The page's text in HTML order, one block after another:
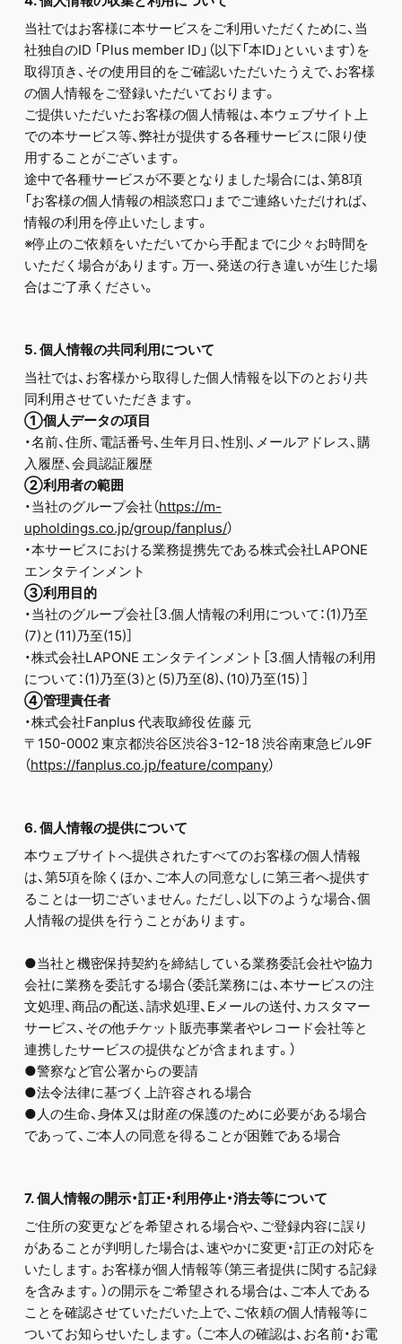
当社ではお客様に本サービスをご利用いただくために、当
社独自のID 「Plus member ID」（以下「本ID」といいます）を
取得頂き、その使用目的をご確認いただいたうえで、お客様
の個人情報をご登録いただいております。
ご提供いただいたお客様の個人情報は、本ウェブサイト上
での本サービス等、弊社が提供する各種サービスに限り使
用することがございます。
途中で各種サービスが不要となりました場合には、第8項
「お客様の個人情報の相談窓口」までご連絡いただければ、
情報の利用を停止いたします。
※停止のご依頼をいただいてから手配までに少々お時間を
いただく場合があります。万一、発送の行き違いが生じた場
合はご了承ください。
5. 個人情報の共同利用について
当社では、お客様から取得した個人情報を以下のとおり共
同利用させていただきます。
①個人データの項目
・名前、住所、電話番号、生年月日、性別、メールアドレス、購
入履歴、会員認証履歴
②利用者の範囲
・当社のグループ会社（https://m-
upholdings.co.jp/group/fanplus/）
・本サービスにおける業務提携先である株式会社LAPONE
エンタテインメント
③利用目的
・当社のグループ会社［3.個人情報の利用について：(1)乃至
(7)と(11)乃至(15)］
・株式会社LAPONE エンタテインメント［3.個人情報の利用
について：(1)乃至(3)と(5)乃至(8)、(10)乃至(15) ］
④管理責任者
・株式会社Fanplus 代表取締役 佐藤 元
〒150-0002 東京都渋谷区渋谷3-12-18 渋谷南東急ビル9F
（https://fanplus.co.jp/feature/company）
6. 個人情報の提供について
本ウェブサイトへ提供されたすべてのお客様の個人情報
は、第5項を除くほか、ご本人の同意なしに第三者へ提供す
ることは一切ございません。ただし、以下のような場合、個
人情報の提供を行うことがあります。
●当社と機密保持契約を締結している業務委託会社や協力
会社に業務を委託する場合（委託業務には、本サービスの注
文処理、商品の配送、請求処理、Eメールの送付、カスタマー
サービス、その他チケット販売事業者やレコード会社等と
連携したサービスの提供などが含まれます。）
●警察など官公署からの要請
●法令法律に基づく上許容される場合
●人の生命、身体又は財産の保護のために必要がある場合
であって、ご本人の同意を得ることが困難である場合
7. 個人情報の開示・訂正・利用停止・消去等について
ご住所の変更などを希望される場合や、ご登録内容に誤り
があることが判明した場合は、速やかに変更・訂正の対応を
いたします。お客様が個人情報等（第三者提供に関する記録
を含みます。）の開示をご希望される場合は、ご本人である
ことを確認させていただいた上で、ご依頼の個人情報等に
ついてお知らせいたします。（ご本人の確認は、お名前・お電